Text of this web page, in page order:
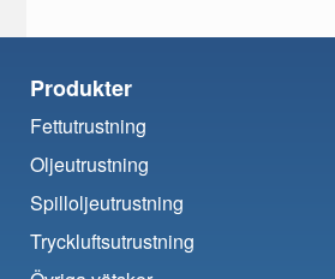
Produkter
Fettutrustning
Oljeutrustning
Spilloljeutrustning
Tryckluftsutrustning